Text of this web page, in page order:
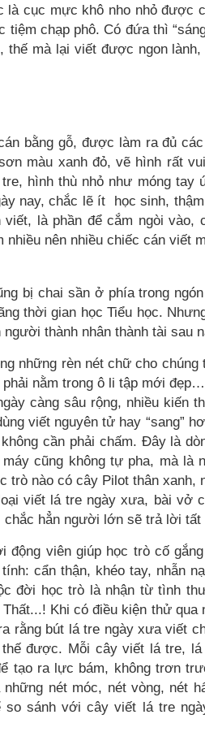
cục mực khô nho nhỏ được
tiệm chạp phô. Có đứa thì
thế mà lại viết được ngon
bằng gỗ, được làm ra đủ
màu xanh đỏ, vẽ hình rất
hình thù nhỏ như móng tay
nay, chắc lẽ ít
học sinh,
là phần để cắm ngòi vào,
nhiều nên nhiều chiếc cán viết
bị chai sần ở phía trong
thời gian học Tiểu học.
thành nhân thành tài sau
những rèn nét chữ cho
nằm trong ô li tập mới
càng sâu rộng, nhiều kiến
viết nguyên tử hay “sang”
cần phải chấm. Đây là
cũng không tự pha, mà là
trò nào có cây Pilot thân xanh,
viết lá tre ngày xưa, bài vở
hẳn người lớn sẽ trả lời
viên giúp học trò cố
cẩn thận, khéo tay, nhẫn
đời học trò là nhận từ tình
Khi có điều kiện thử
rằng bút lá tre ngày xưa viết
được. Mỗi cây viết lá tre,
tạo ra lực bám, không trơn
nét móc, nét vòng, nét
so sánh với cây viết lá tre